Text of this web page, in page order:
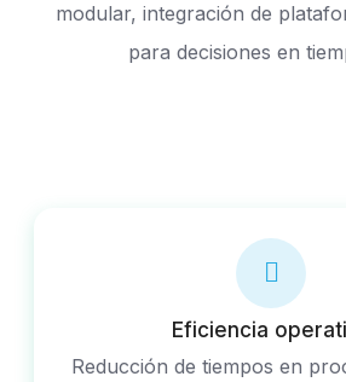
modular, integración de
para decisiones en
Eficiencia
Reducción de tiempos en